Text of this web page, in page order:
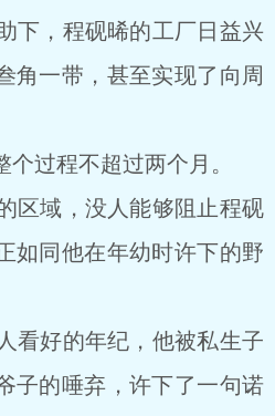
，程砚晞的工厂日益兴
角一带，甚至实现了向周
过程不超过两个月。
域，没人能够阻止程砚
如同他在年幼时许下的野
好的年纪，他被私生子
子的唾弃，许下了一句诺